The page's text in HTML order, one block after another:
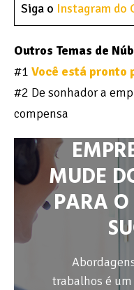
Siga o Instagram do
Outros Temas de
#1 Você está pronto
#2 De sonhador a
compensa
MUDE
PARA
trabalhos é